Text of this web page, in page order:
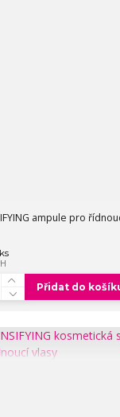
ampule pro
ks
Přidat do